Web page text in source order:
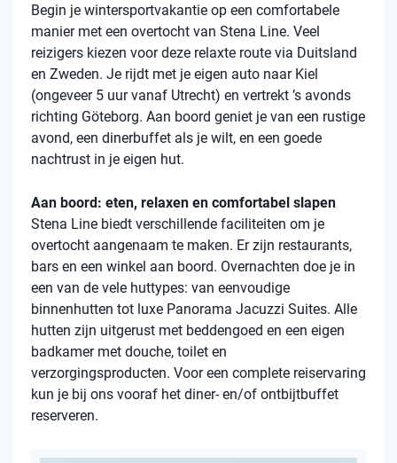
Begin je wintersportvakantie op een comfortabele
manier met een overtocht van Stena Line. Veel
reizigers kiezen voor deze relaxte route via Duitsland
en Zweden. Je rijdt met je eigen auto naar Kiel
(ongeveer 5 uur vanaf Utrecht) en vertrekt ’s avonds
richting Göteborg. Aan boord geniet je van een rustige
avond, een dinerbuffet als je wilt, en een goede
nachtrust in je eigen hut.
Aan boord: eten, relaxen en comfortabel slapen
Stena Line biedt verschillende faciliteiten om je
overtocht aangenaam te maken. Er zijn restaurants,
bars en een winkel aan boord. Overnachten doe je in
een van de vele huttypes: van eenvoudige
binnenhutten tot luxe Panorama Jacuzzi Suites. Alle
hutten zijn uitgerust met beddengoed en een eigen
badkamer met douche, toilet en
verzorgingsproducten. Voor een complete reiservaring
kun je bij ons vooraf het diner- en/of ontbijtbuffet
reserveren.